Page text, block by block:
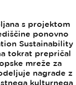
s projektom
ponovno
Sustainability
tokrat prepričal
mreže za
nagrade z
kulturnega